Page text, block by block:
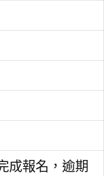
成報名，逾期